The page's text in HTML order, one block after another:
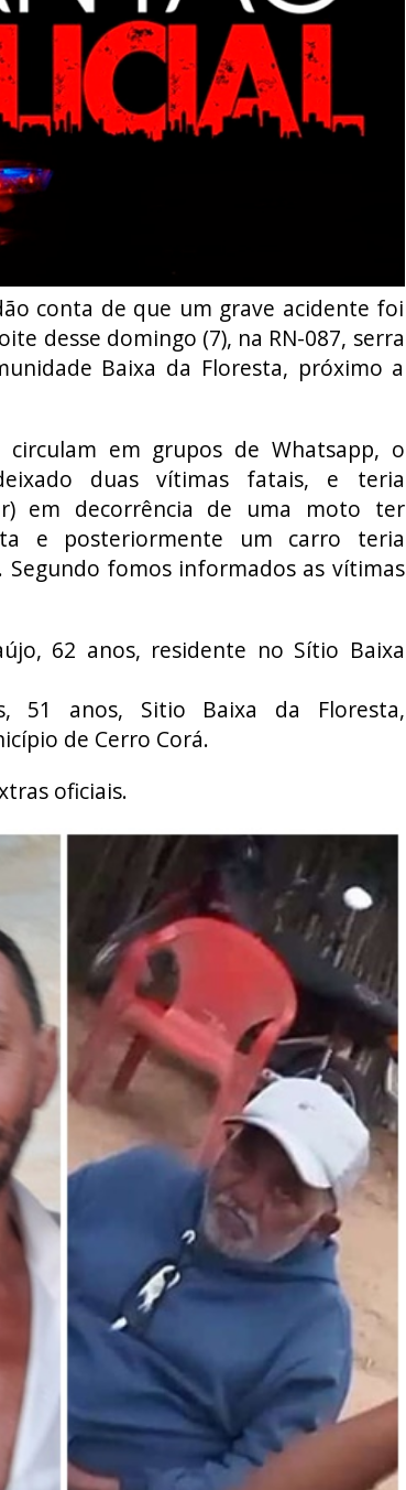
conta de que um grave acidente foi
desse domingo (7), na RN-087, serra
Baixa da Floresta, próximo a
circulam em grupos de Whatsapp, o
duas vítimas fatais, e teria
em decorrência de uma moto ter
e posteriormente um carro teria
fomos informados as vítimas
62 anos, residente no Sítio Baixa
51 anos, Sitio Baixa da Floresta,
de Cerro Corá.
oficiais.